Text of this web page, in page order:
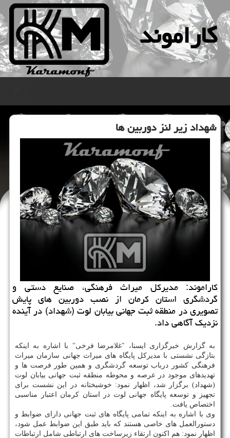
كاراموند
شهداد زیر لنز دوربین ها
كاراموند: مدیركل میراث فرهنگی، صنایع دستی و
گردشگری استان كرمان از نصب دوربین های پایش
تصویری در منطقه ثبت جهانی بیابان لوت (شهداد) در آینده
نزدیك آگاهی داد.
به گزارش خبرگزاری ایسنا، "غلامرضا فرخی" با اشاره به اینكه
بتازگی نشستی با مدیركل پایگاه های میراث جهانی سازمان میراث
فرهنگی كشور درباب توسعه گردشگری و همین طور فرصت ها و
تهدیدهای موجود در عرصه و محوطه منطقه ثبت جهانی بیابان لوت
(شهداد) برگزار شد، اظهار نمود: خوشبختانه در این نشست برای
تجهیز و توسعه پایگاه جهانی لوت در استان كرمان اعتبار مناسبی
اختصاص یافت.
وی با اشاره به اینكه تمامی پایگاه های ثبت جهانی دارای ضوابط و
دستورالعمل های خاصی هستند كه باید طبق این ضوابط عمل شود،
اظهار نمود: هم اكنون ارتقاء زیرساخت های ارتباطی شامل ارتباطات